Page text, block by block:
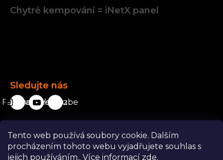
Tento web používá soubory cookie. Dalším
procházením tohoto webu vyjadřujete souhlas s
jejich používáním.. Více informací zde.
Chytré kempování = iNetX panel
Sledujte nás
Facebook
karavanista.cz
YouTube
Odstoupit od smlouvy